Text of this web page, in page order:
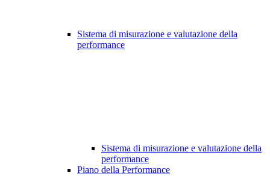
Sistema di misurazione e valutazione della
performance
Sistema di misurazione e valutazione della
performance
Piano della Performance